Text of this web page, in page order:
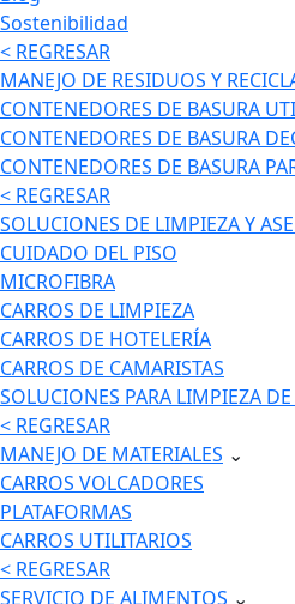
Sostenibilidad
< REGRESAR
MANEJO DE RESIDUOS Y
CONTENEDORES DE BASURA
CONTENEDORES DE BASURA
CONTENEDORES DE BASURA
< REGRESAR
SOLUCIONES DE LIMPIEZA Y
CUIDADO DEL PISO
MICROFIBRA
CARROS DE LIMPIEZA
CARROS DE HOTELERÍA
CARROS DE CAMARISTAS
SOLUCIONES PARA LIMPIEZA DE
< REGRESAR
MANEJO DE MATERIALES ⌄
CARROS VOLCADORES
PLATAFORMAS
CARROS UTILITARIOS
< REGRESAR
SERVICIO DE ALIMENTOS ⌄